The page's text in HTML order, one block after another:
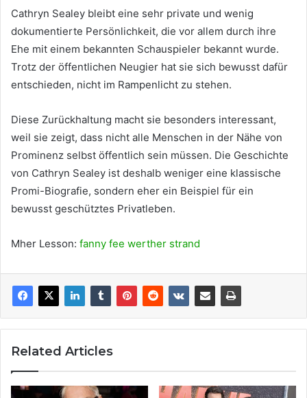
Cathryn Sealey bleibt eine sehr private und wenig
dokumentierte Persönlichkeit, die vor allem durch ihre
Ehe mit einem bekannten Schauspieler bekannt wurde.
Trotz der öffentlichen Neugier hat sie sich bewusst dafür
entschieden, nicht im Rampenlicht zu stehen.
Diese Zurückhaltung macht sie besonders interessant,
weil sie zeigt, dass nicht alle Menschen in der Nähe von
Prominenz selbst öffentlich sein müssen. Die Geschichte
von Cathryn Sealey ist deshalb weniger eine klassische
Promi-Biografie, sondern eher ein Beispiel für ein
bewusst geschütztes Privatleben.
Mher Lesson: fanny fee werther strand
Related Articles